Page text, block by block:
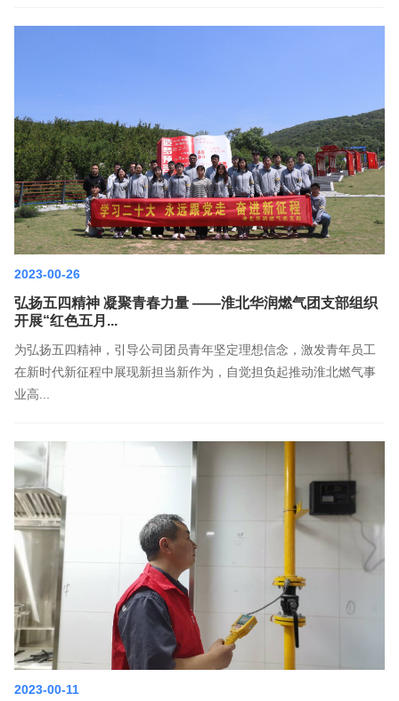
2023-00-26
弘扬五四精神 凝聚青春力量 ——淮北华润燃气团支部组织
开展“红色五月...
为弘扬五四精神，引导公司团员青年坚定理想信念，激发青年员工
在新时代新征程中展现新担当新作为，自觉担负起推动淮北燃气事
业高...
2023-00-11